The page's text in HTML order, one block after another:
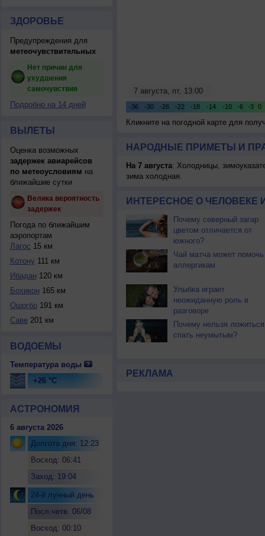
ЗДОРОВЬЕ
Предупреждения для
метеочувствительных
Нет причин для
ухудшения
самочувствия
Подробно на 14 дней
ВЫЛЕТЫ
Оценка возможных
задержек авиарейсов
по метеоусловиям на
ближайшие сутки
Велика вероятность
задержек
Погода по ближайшим
аэропортам
Лагос 15 км
Котону 111 км
Ибадан 120 км
Бохикон 165 км
Ошогбо191 км
Саве201 км
ВОДОЕМЫ
Температура воды
+26 °C
АСТРОНОМИЯ
6 августа 2026
Долгота дня: 12:23
Восход: 06:41
Заход: 19:04
24-й лунный день
Посл.четв. 06/08
Восход: 00:10
Кликните на погодной карте для
НАРОДНЫЕ ПРИМЕТЫ И
На 7 августа: Холодницы,
зима холодная.
ИНТЕРЕСНОЕ О ЧЕЛОВЕКЕ
Почему северный загар
цветом отличается от
южного?
Чай матча может помочь
аллергикам
Улыбка играет
неожиданную роль в
разговоре
Почему нельзя ложиться
спать неумытым?
РЕКЛАМА